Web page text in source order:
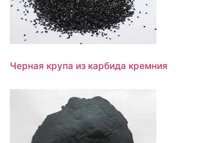
Черная крупа из карбида кремния